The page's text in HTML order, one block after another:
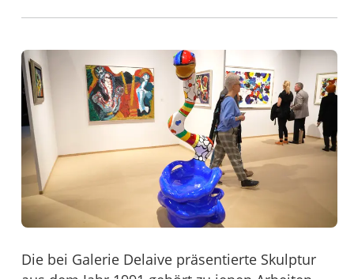
Die bei Galerie Delaive präsentierte Skulptur